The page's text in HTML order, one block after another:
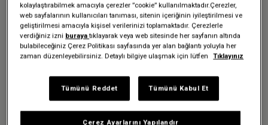
TRANSIT'R 4 S + BLACK DENIM
TEKERLEKLİ VALİZ
11.999,00 TL
Black Denim
kolaylaştırabilmek amacıyla çerezler ”cookie” kullanılmaktadır.Çerezler,
web sayfalarının kullanıcıları tanıması, sitenin içeriğinin iyileştirilmesi ve
geliştirilmesi amacıyla kişisel verilerinizi toplamaktadır. Çerezlerle
verdiğiniz izni burayatıklayarak veya web sitesinde her sayfanın altında
bulabileceğiniz Çerez Politikası sayfasında yer alan bağlantı yoluyla her
zaman düzenleyebilirsiniz. Detaylı bilgiye ulaşmak için lütfen
Tıklayınız
Çerez Ayarlarını Yapılandır
Tümünü Reddet Tümünü Kabul Et